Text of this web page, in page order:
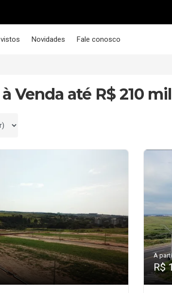
Novidades Fale conosco
Venda até R$ 210 mil
A
R$